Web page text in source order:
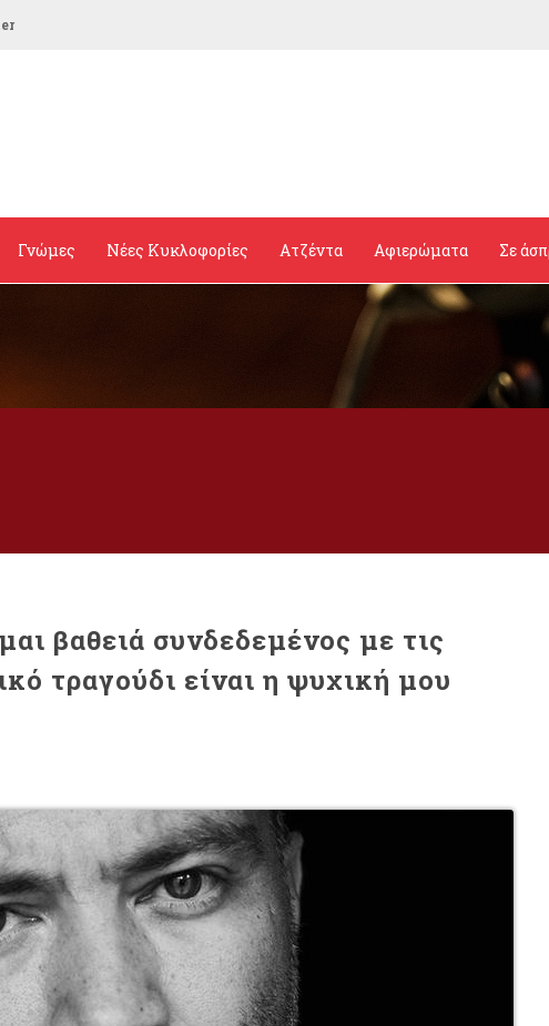
Γνώμες Νέες Κυκλοφορίες Ατζέντα Αφιερώματα Σε
βαθειά συνδεδεμένος με τις
τραγούδι είναι η ψυχική μου